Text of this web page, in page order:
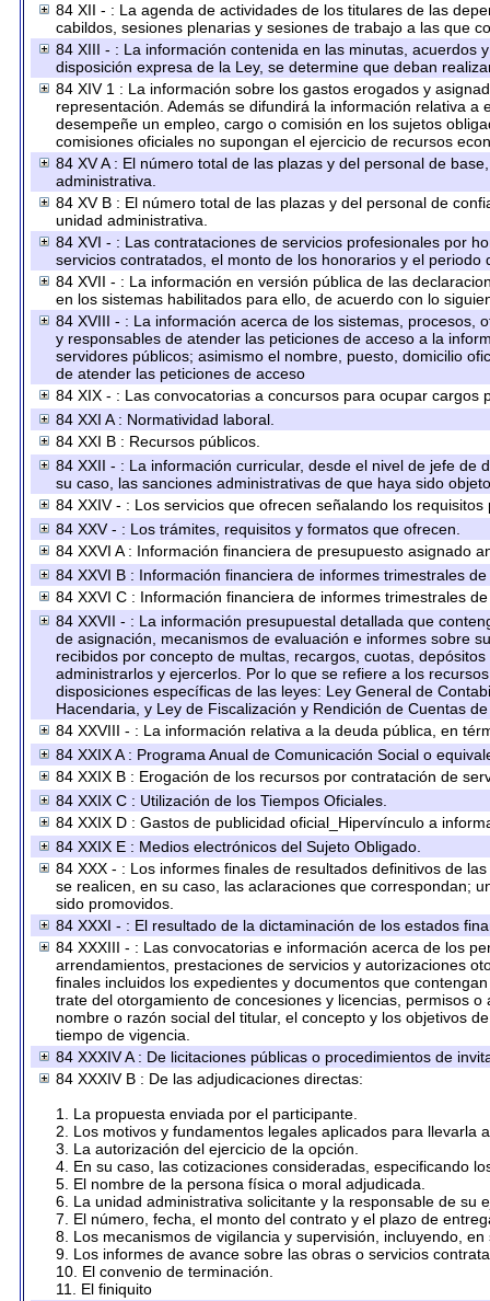
84 XII - : La agenda de actividades de los titulares de las
cabildos, sesiones plenarias y sesiones de trabajo a las que
84 XIII - : La información contenida en las minutas, acuerdos
disposición expresa de la Ley, se determine que deban
84 XIV 1 : La información sobre los gastos erogados y
representación. Además se difundirá la información relativa
desempeñe un empleo, cargo o comisión en los sujetos
comisiones oficiales no supongan el ejercicio de recursos
84 XV A : El número total de las plazas y del personal de
administrativa.
84 XV B : El número total de las plazas y del personal de
unidad administrativa.
84 XVI - : Las contrataciones de servicios profesionales por
servicios contratados, el monto de los honorarios y el periodo
84 XVII - : La información en versión pública de las
en los sistemas habilitados para ello, de acuerdo con lo
84 XVIII - : La información acerca de los sistemas, procesos,
y responsables de atender las peticiones de acceso a la
servidores públicos; asimismo el nombre, puesto, domicilio
de atender las peticiones de acceso
84 XIX - : Las convocatorias a concursos para ocupar cargos
84 XXI A : Normatividad laboral.
84 XXI B : Recursos públicos.
84 XXII - : La información curricular, desde el nivel de jefe
su caso, las sanciones administrativas de que haya sido
84 XXIV - : Los servicios que ofrecen señalando los
84 XXV - : Los trámites, requisitos y formatos que ofrecen.
84 XXVI A : Información financiera de presupuesto asignado
84 XXVI B : Información financiera de informes trimestrales
84 XXVI C : Información financiera de informes trimestrales
84 XXVII - : La información presupuestal detallada que
de asignación, mecanismos de evaluación e informes sobre
recibidos por concepto de multas, recargos, cuotas,
administrarlos y ejercerlos. Por lo que se refiere a los
disposiciones específicas de las leyes: Ley General de
Hacendaria, y Ley de Fiscalización y Rendición de Cuentas
84 XXVIII - : La información relativa a la deuda pública, en
84 XXIX A : Programa Anual de Comunicación Social o
84 XXIX B : Erogación de los recursos por contratación de
84 XXIX C : Utilización de los Tiempos Oficiales.
84 XXIX D : Gastos de publicidad oficial_Hipervínculo a
84 XXIX E : Medios electrónicos del Sujeto Obligado.
84 XXX - : Los informes finales de resultados definitivos de
se realicen, en su caso, las aclaraciones que correspondan;
sido promovidos.
84 XXXI - : El resultado de la dictaminación de los estados
84 XXXIII - : Las convocatorias e información acerca de los
arrendamientos, prestaciones de servicios y autorizaciones
finales incluidos los expedientes y documentos que
trate del otorgamiento de concesiones y licencias, permisos
nombre o razón social del titular, el concepto y los objetivos
tiempo de vigencia.
84 XXXIV A : De licitaciones públicas o procedimientos de
84 XXXIV B : De las adjudicaciones directas:
1. La propuesta enviada por el participante.
2. Los motivos y fundamentos legales aplicados para llevarla
3. La autorización del ejercicio de la opción.
4. En su caso, las cotizaciones consideradas, especificando
5. El nombre de la persona física o moral adjudicada.
6. La unidad administrativa solicitante y la responsable de su
7. El número, fecha, el monto del contrato y el plazo de
8. Los mecanismos de vigilancia y supervisión, incluyendo,
9. Los informes de avance sobre las obras o servicios
10. El convenio de terminación.
11. El finiquito